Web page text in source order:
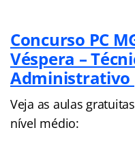
Concurso PC
Véspera –
Administrativo
Veja as aulas
nível médio: